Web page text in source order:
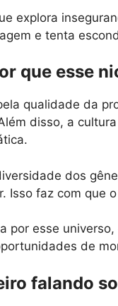
explora
e tenta
que esse
qualidade da
disso, a
dos
Isso faz com que
por esse
de
falando